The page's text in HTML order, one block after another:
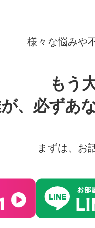
様々な悩みや
もう
、必ずあ
まずは、お